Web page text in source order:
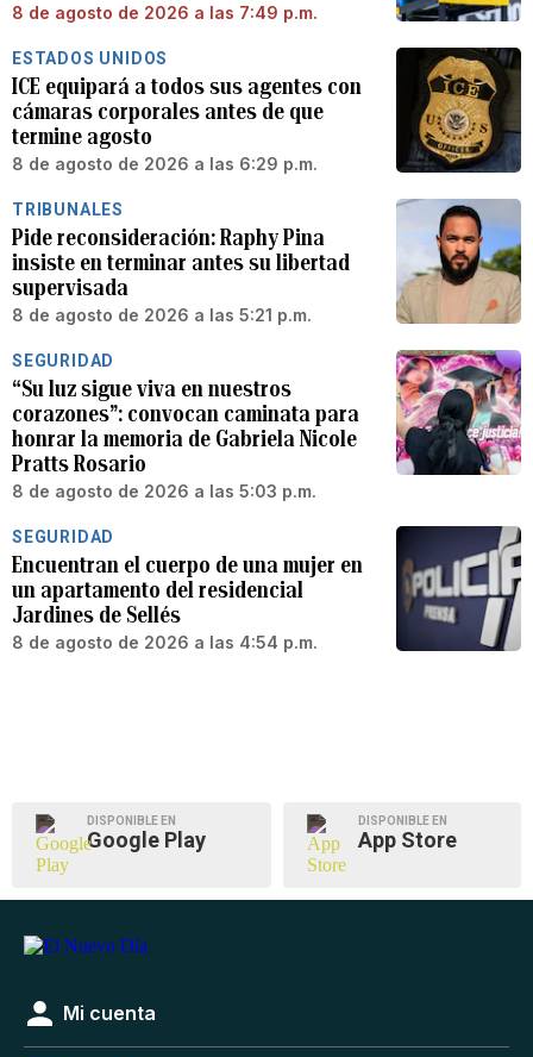
8 de agosto de 2026 a las 7:49 p.m.
ESTADOS UNIDOS
ICE equipará a todos sus agentes con
cámaras corporales antes de que
termine agosto
8 de agosto de 2026 a las 6:29 p.m.
TRIBUNALES
Pide reconsideración: Raphy Pina
insiste en terminar antes su libertad
supervisada
8 de agosto de 2026 a las 5:21 p.m.
SEGURIDAD
“Su luz sigue viva en nuestros
corazones”: convocan caminata para
honrar la memoria de Gabriela Nicole
Pratts Rosario
8 de agosto de 2026 a las 5:03 p.m.
SEGURIDAD
Encuentran el cuerpo de una mujer en
un apartamento del residencial
Jardines de Sellés
8 de agosto de 2026 a las 4:54 p.m.
DISPONIBLE EN
Google Play
DISPONIBLE EN
App Store
Mi cuenta